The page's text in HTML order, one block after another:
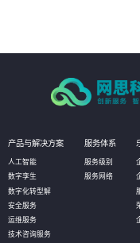
产品与解决方案
人工智能
数字孪生
数字化转型解
安全服务
运维服务
技术咨询服务
服务体系
服务级别
服务网络